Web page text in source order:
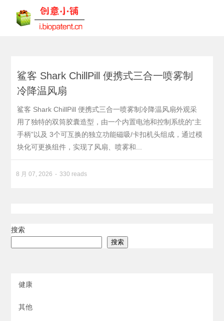
鲨客 Shark ChillPill 便携式三合一喷雾制
冷降温风扇
鲨客 Shark ChillPill 便携式三合一喷雾制冷降温风扇外观采
用了独特的双筒胶囊造型，由一个内置电池和控制系统的“主
手柄”以及 3个可互换的独立功能磁吸/卡扣机头组成，通过模
块化可更换组件，实现了风扇、喷雾和...
8 月 07, 2026 330 reads
搜索
搜索
健康
其他